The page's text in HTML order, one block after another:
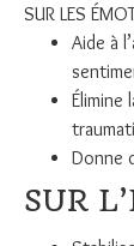
SUR LES
Aide à
Donne
SUR